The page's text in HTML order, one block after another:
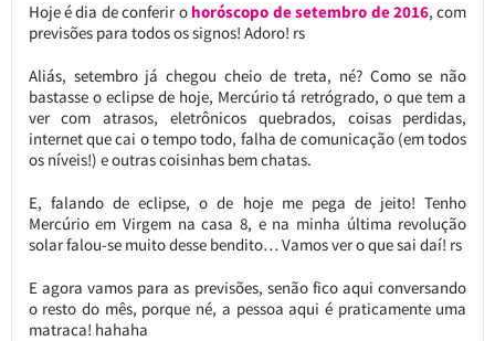
Hoje é dia de conferir o horóscopo de setembro de 2016, com
previsões para todos os signos! Adoro! rs
Aliás, setembro já chegou cheio de treta, né? Como se não
bastasse o eclipse de hoje, Mercúrio tá retrógrado, o que tem a
ver com atrasos, eletrônicos quebrados, coisas perdidas,
internet que cai o tempo todo, falha de comunicação (em todos
os níveis!) e outras coisinhas bem chatas.
E, falando de eclipse, o de hoje me pega de jeito! Tenho
Mercúrio em Virgem na casa 8, e na minha última revolução
solar falou-se muito desse bendito… Vamos ver o que sai daí! rs
E agora vamos para as previsões, senão fico aqui conversando
o resto do mês, porque né, a pessoa aqui é praticamente uma
matraca! hahaha